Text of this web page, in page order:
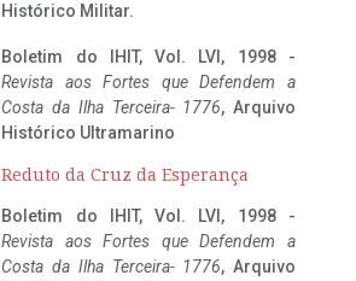
Histórico Militar.
Boletim do IHIT, Vol. LVI, 1998 -
Revista aos Fortes que Defendem a
Costa da Ilha Terceira- 1776, Arquivo
Histórico Ultramarino
Reduto da Cruz da Esperança
Boletim do IHIT, Vol. LVI, 1998 -
Revista aos Fortes que Defendem a
Costa da Ilha Terceira- 1776, Arquivo